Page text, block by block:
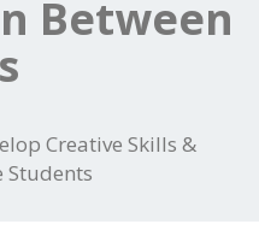
Between
Creative Skills &
Students